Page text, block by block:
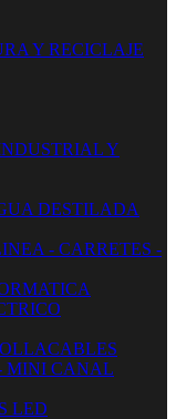
Y RECICLAJE
Y
DESTILADA
- CARRETES -
MINI CANAL
LED